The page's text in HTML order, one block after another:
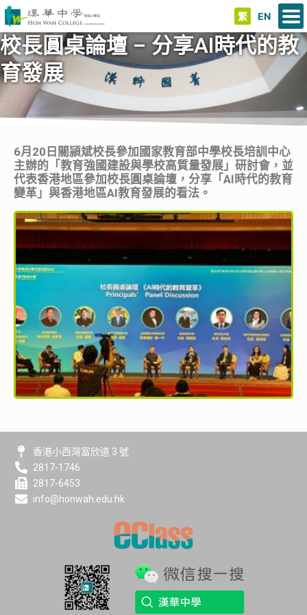
繁 EN
校長圓桌論壇 – 分享AI時代的教
育發展
6月20日關頴斌校長參加國家教育部中學校長培訓中心
主辦的「教育強國建設與學校高質量發展」研討會，並
代表香港地區參加校長圓桌論壇，分享「AI時代的教育
變革」與香港地區AI教育發展的看法。
香港小西灣富欣道 3 號
2817-1746
2817-6453
info@honwah.edu.hk